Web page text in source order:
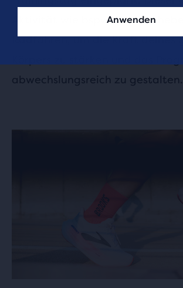
Aktivität wie bspw.
Radfahren, um die Kraft deines
abwechslungsreich zu gestalten.
Anwenden